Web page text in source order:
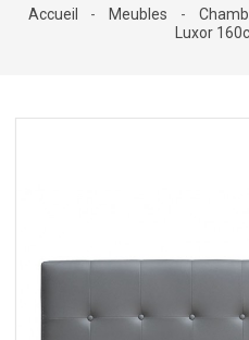
DÉCO
Accueil Meubles
Luxor